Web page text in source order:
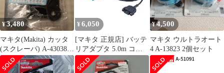
¥3,480
マキタ(Makita) カッタ
(スクレーパ) A-43038 5
個セット
¥ 6,050
[マキタ 正規店] バッテ
リアダプタ 5.0m コネ
クタ式 A-77403 makita
純正 パーツ 部品 正規
¥4,500
マキタ ウルトラオート
4 A-13823 2個セット